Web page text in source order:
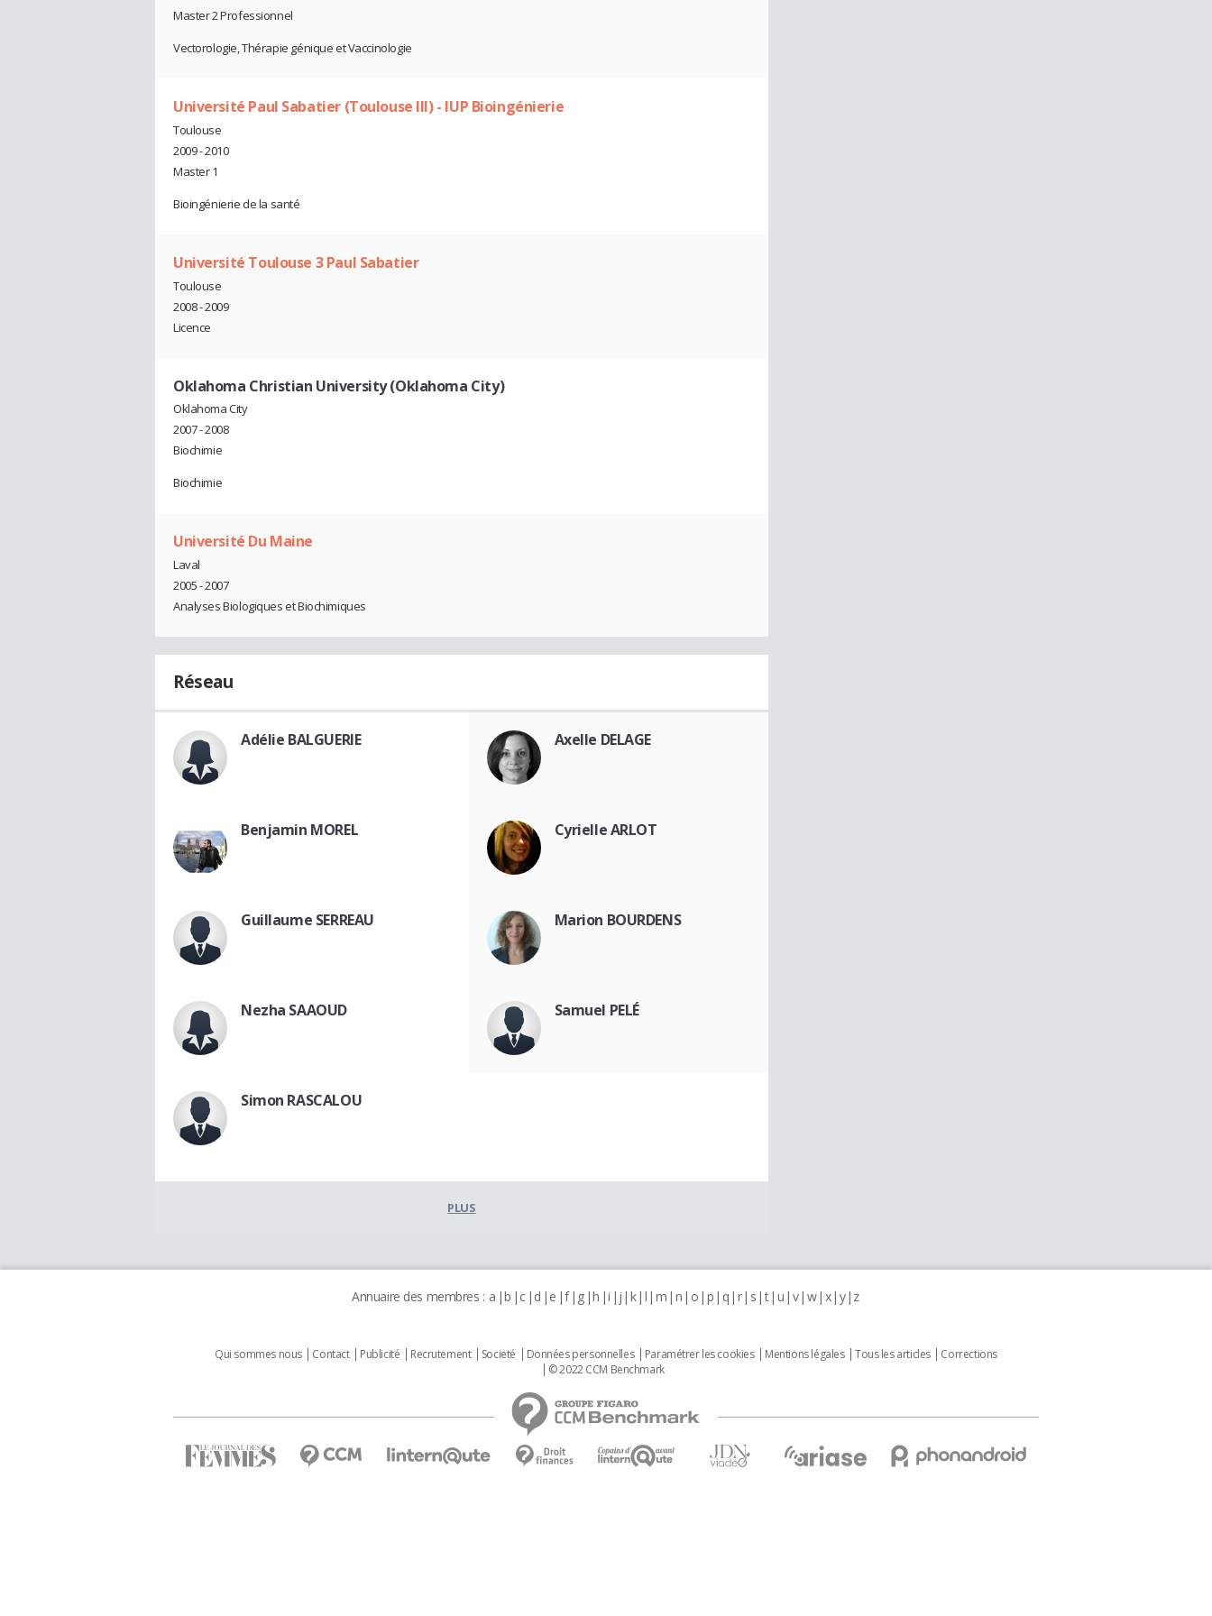
Master 2 Professionnel
Vectorologie, Thérapie génique et Vaccinologie
Université Paul Sabatier (Toulouse III) - IUP Bioingénierie
Toulouse
2009 - 2010
Master 1
Bioingénierie de la santé
Université Toulouse 3 Paul Sabatier
Toulouse
2008 - 2009
Licence
Oklahoma Christian University (Oklahoma City)
Oklahoma City
2007 - 2008
Biochimie
Biochimie
Université Du Maine
Laval
2005 - 2007
Analyses Biologiques et Biochimiques
Réseau
Adélie BALGUERIE Axelle DELAGE
Benjamin MOREL Cyrielle ARLOT
Guillaume SERREAU Marion BOURDENS
Nezha SAAOUD Samuel PELÉ
Simon RASCALOU
PLUS
Annuaire des membres : a b c d e f g h i j k l m n o p q r s t u v w x y z
Qui sommes nous Contact Publicité Recrutement Societé Données personnelles Paramétrer les cookies Mentions légales Tous les articles
Corrections
© 2022 CCM Benchmark